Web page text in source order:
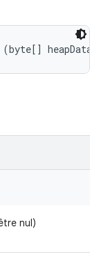
heapData)
nul)